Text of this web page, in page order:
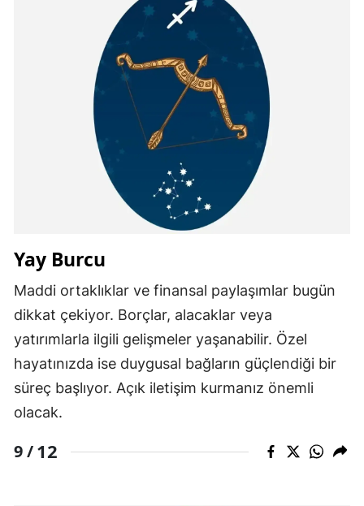
Yay Burcu
Maddi ortaklıklar ve finansal paylaşımlar bugün
dikkat çekiyor. Borçlar, alacaklar veya
yatırımlarla ilgili gelişmeler yaşanabilir. Özel
hayatınızda ise duygusal bağların güçlendiği bir
süreç başlıyor. Açık iletişim kurmanız önemli
olacak.
9 /12